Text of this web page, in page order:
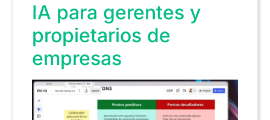
IA para gerentes y
propietarios de
empresas